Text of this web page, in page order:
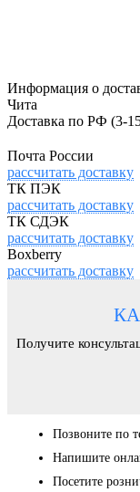
Информация о
Чита
Доставка по РФ (3-
Почта России
рассчитать доставку
ТК ПЭК
рассчитать доставку
ТК СДЭК
рассчитать доставку
Boxberry
рассчитать доставку
Получите
Позвоните по
Напишите
Посетите